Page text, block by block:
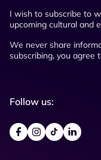
I wish to subscribe to
upcoming cultural and
We never share
subscribing, you agree
Follow us: